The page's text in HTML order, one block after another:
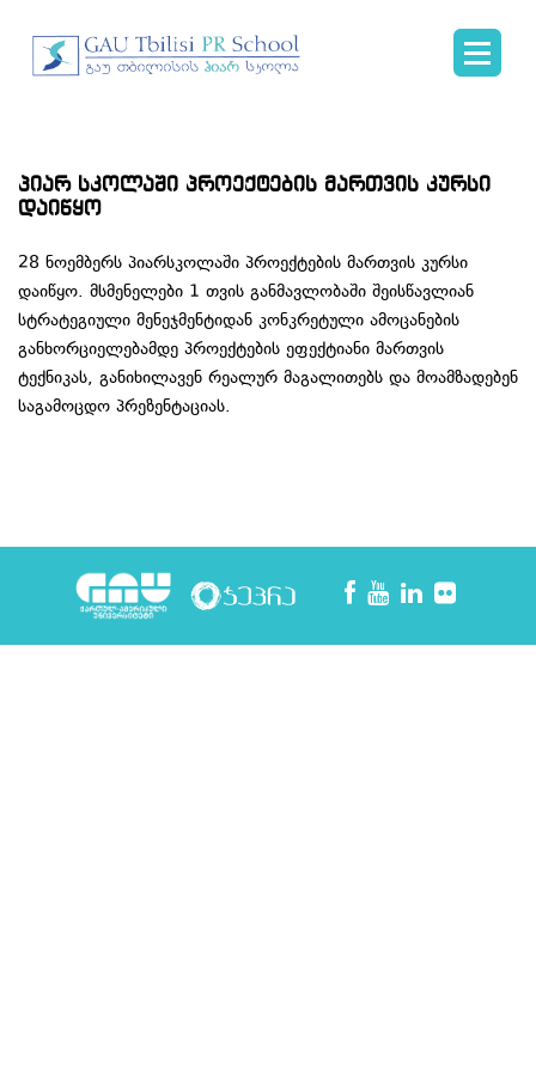
პიარ სკოლაში პროექტების მართვის კურსი
დაიწყო
28 ნოემბერს პიარსკოლაში პროექტების მართვის კურსი
დაიწყო. მსმენელები 1 თვის განმავლობაში შეისწავლიან
სტრატეგიული მენეჯმენტიდან კონკრეტული ამოცანების
განხორციელებამდე პროექტების ეფექტიანი მართვის
ტექნიკას, განიხილავენ რეალურ მაგალითებს და მოამზადებენ
საგამოცდო პრეზენტაციას.